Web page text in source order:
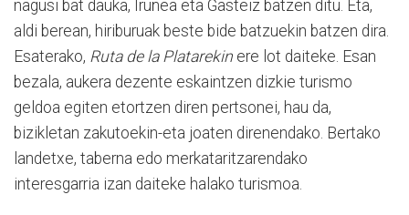
nagusi bat dauka, Iruñea eta Gasteiz batzen ditu. Eta,
aldi berean, hiriburuak beste bide batzuekin batzen dira.
Esaterako, Ruta de la Platarekin ere lot daiteke. Esan
bezala, aukera dezente eskaintzen dizkie turismo
geldoa egiten etortzen diren pertsonei, hau da,
bizikletan zakutoekin-eta joaten direnendako. Bertako
landetxe, taberna edo merkataritzarendako
interesgarria izan daiteke halako turismoa.